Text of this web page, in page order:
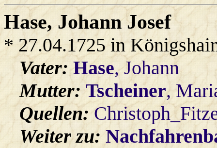
Hase, Johann Josef
* 27.04.1725 in
Vater:Hase, Johann
Mutter: Tscheiner,
Quellen:
Weiter zu: